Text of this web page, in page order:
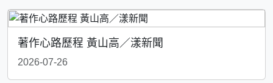
著作心路歷程 黃山高／漾新聞
2026-07-26